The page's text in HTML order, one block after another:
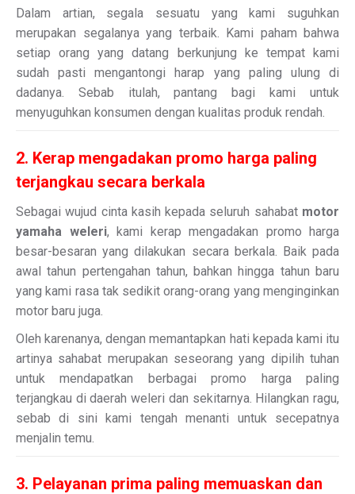
Dalam artian, segala sesuatu yang kami suguhkan
merupakan segalanya yang terbaik. Kami paham bahwa
setiap orang yang datang berkunjung ke tempat kami
sudah pasti mengantongi harap yang paling ulung di
dadanya. Sebab itulah, pantang bagi kami untuk
menyuguhkan konsumen dengan kualitas produk rendah.
2. Kerap mengadakan promo harga paling
terjangkau secara berkala
Sebagai wujud cinta kasih kepada seluruh sahabat motor
yamaha weleri, kami kerap mengadakan promo harga
besar-besaran yang dilakukan secara berkala. Baik pada
awal tahun pertengahan tahun, bahkan hingga tahun baru
yang kami rasa tak sedikit orang-orang yang menginginkan
motor baru juga.
Oleh karenanya, dengan memantapkan hati kepada kami itu
artinya sahabat merupakan seseorang yang dipilih tuhan
untuk mendapatkan berbagai promo harga paling
terjangkau di daerah weleri dan sekitarnya. Hilangkan ragu,
sebab di sini kami tengah menanti untuk secepatnya
menjalin temu.
3. Pelayanan prima paling memuaskan dan